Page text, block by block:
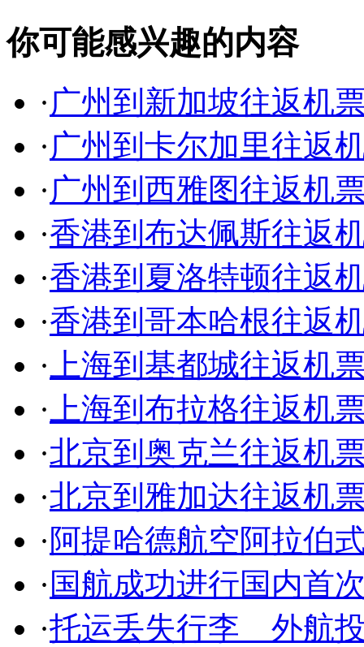
你可能感兴趣的内容
·广州到新加坡往返机
·广州到卡尔加里往返
·广州到西雅图往返机
·香港到布达佩斯往返
·香港到夏洛特顿往返
·香港到哥本哈根往返
· 上海到基都城往返机
· 上海到布拉格往返机
·北京到奥克兰往返机
·北京到雅加达往返机
·阿提哈德航空阿拉伯
· 国航成功进行国内首
·托运丢失行李 外航